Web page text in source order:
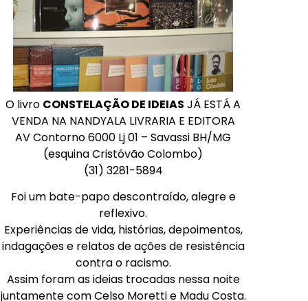
O livro CONSTELAÇÃO DE IDEIAS JÁ ESTÁ A
VENDA NA NANDYALA LIVRARIA E EDITORA
AV Contorno 6000 Lj 01 – Savassi BH/MG
(esquina Cristóvão Colombo)
(31) 3281-5894
Foi um bate-papo descontraído, alegre e
reflexivo.
Experiências de vida, histórias, depoimentos,
indagações e relatos de ações de resistência
contra o racismo.
Assim foram as ideias trocadas nessa noite
juntamente com Celso Moretti e Madu Costa.